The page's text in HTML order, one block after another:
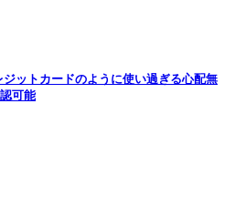
ットカードのように使い過ぎる心配無
可能